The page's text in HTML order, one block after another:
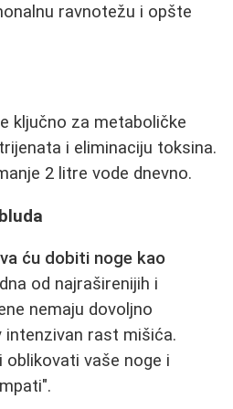
ravnotežu i opšte
ključno za metaboličke
i eliminaciju toksina.
2 litre vode dnevno.
ću dobiti noge kao
od najraširenijih i
nemaju dovoljno
rast mišića.
oblikovati vaše noge i